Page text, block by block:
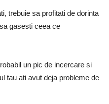
trebuie sa profitati de dorinta
gasesti ceea ce
un pic de incercare si
tau ati avut deja probleme de